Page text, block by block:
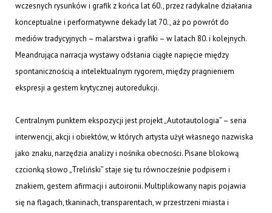
wczesnych rysunków i grafik z końca lat 60., przez radykalne działania
konceptualne i performatywne dekady lat 70., aż po powrót do
mediów tradycyjnych – malarstwa i grafiki – w latach 80. i kolejnych.
Meandrująca narracja wystawy odsłania ciągłe napięcie między
spontanicznością a intelektualnym rygorem, między pragnieniem
ekspresji a gestem krytycznej autoredukcji.
Centralnym punktem ekspozycji jest projekt „Autotautologia” – seria
interwencji, akcji i obiektów, w których artysta użył własnego nazwiska
jako znaku, narzędzia analizy i nośnika obecności. Pisane blokową
czcionką słowo „Treliński” staje się tu równocześnie podpisem i
znakiem, gestem afirmacji i autoironii. Multiplikowany napis pojawia
się na flagach, tkaninach, transparentach, w przestrzeni miasta i